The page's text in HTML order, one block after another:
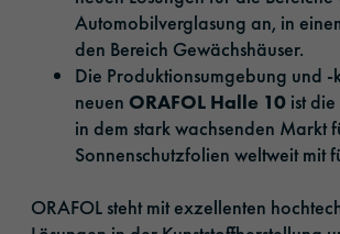
Automobilverglasung an, in
den Bereich Gewächshäuser.
Die Produktionsumgebung und
neuen ORAFOL Halle 10 ist
in dem stark wachsenden Markt
Sonnenschutzfolien weltweit mit
ORAFOL steht mit exzellenten